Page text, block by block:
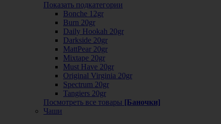
Показать подкатегории
Bonche 12gr
Burn 20gr
Daily Hookah 20gr
Darkside 20gr
MattPear 20gr
Mixtape 20gr
Must Have 20gr
Original Virginia 20gr
Spectrum 20gr
Tangiers 20gr
Посмотреть все товары [Баночки]
Чаши